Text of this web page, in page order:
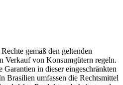
gemäß den geltenden
Verkauf von Konsumgütern regeln.
in dieser eingeschränkten
Brasilien umfassen die Rechtsmittel